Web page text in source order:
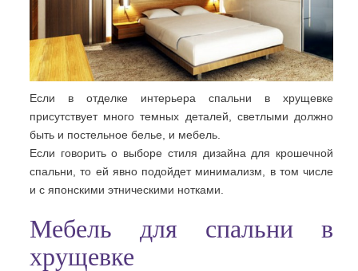
Если в отделке интерьера спальни в хрущевке
присутствует много темных деталей, светлыми должно
быть и постельное белье, и мебель.
Если говорить о выборе стиля дизайна для крошечной
спальни, то ей явно подойдет минимализм, в том числе
и с японскими этническими нотками.
Мебель для спальни в
хрущевке